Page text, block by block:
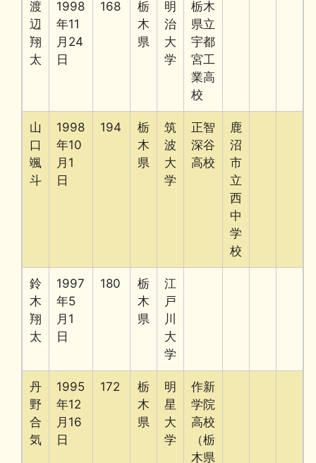
渡
辺
翔
太
1998
年11
月24
日
168
栃
木
県
明
治
大
学
栃木
県立
宇都
宮工
業高
校
山
口
颯
斗
1998
年10
月1
日
194
栃
木
県
筑
波
大
学
正智
深谷
高校
鹿
沼
市
立
西
中
学
校
鈴
木
翔
太
1997
年5
月1
日
180
栃
木
県
江
戸
川
大
学
丹
野
合
気
1995
年12
月16
日
172
栃
木
県
明
星
大
学
作新
学院
高校
（栃
木県